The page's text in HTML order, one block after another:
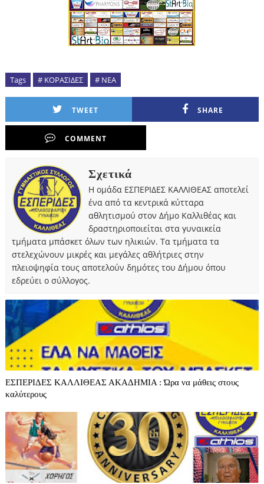
Tags # ΚΟΡΑΣΙΔΕΣ # ΝΕΑ
TWEET SHARE
COMMENT
Σχετικά
Η ομάδα ΕΣΠΕΡΙΔΕΣ ΚΑΛΛΙΘΕΑΣ αποτελεί
ένα από τα κεντρικά κύτταρα
αθλητισμού στον Δήμο Καλλιθέας και
δραστηριοποιείται στα γυναικεία
τμήματα μπάσκετ όλων των ηλικιών. Τα τμήματα τα
στελεχώνουν μικρές και μεγάλες αθλήτριες στην
πλειοψηφία τους αποτελούν δημότες του Δήμου όπου
εδρεύει ο σύλλογος.
ΕΣΠΕΡΙΔΕΣ ΚΑΛΛΙΘΕΑΣ ΑΚΑΔΗΜΙΑ : Ώρα να μάθεις στους
καλύτερους